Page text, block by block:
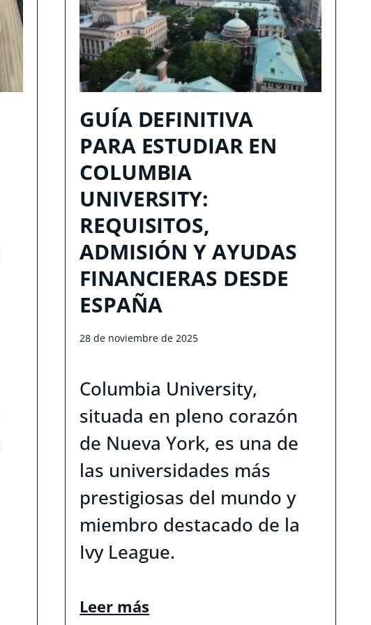
GUÍA DEFINITIVA
PARA ESTUDIAR EN
COLUMBIA
UNIVERSITY:
REQUISITOS,
ADMISIÓN Y AYUDAS
FINANCIERAS DESDE
ESPAÑA
28 de noviembre de 2025
Columbia University,
situada en pleno corazón
de Nueva York, es una de
las universidades más
prestigiosas del mundo y
miembro destacado de la
Ivy League.
Leer más